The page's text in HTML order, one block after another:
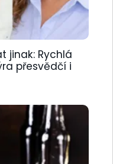
jinak: Rychlá
přesvědčí i